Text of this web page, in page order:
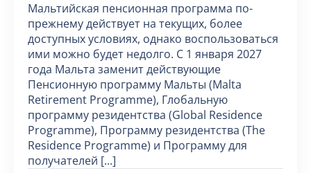
Мальтийская пенсионная программа по-
прежнему действует на текущих, более
доступных условиях, однако воспользоваться
ими можно будет недолго. С 1 января 2027
года Мальта заменит действующие
Пенсионную программу Мальты (Malta
Retirement Programme), Глобальную
программу резидентства (Global Residence
Programme), Программу резидентства (The
Residence Programme) и Программу для
получателей [...]